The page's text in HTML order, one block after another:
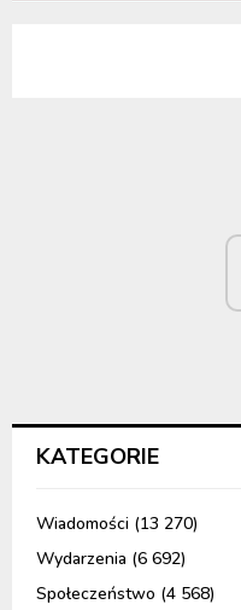
KATEGORIE
Wiadomości (13 270)
Wydarzenia (6 692)
Społeczeństwo (4 568)